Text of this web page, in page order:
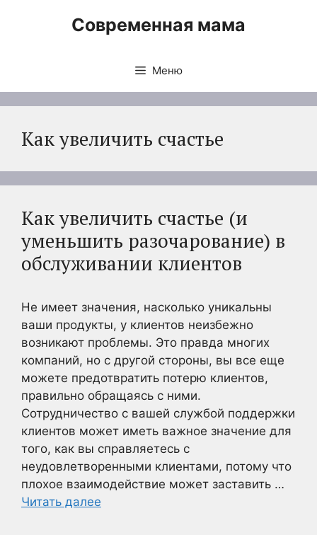
Современная мама
Меню
Как увеличить счастье
Как увеличить счастье (и
уменьшить разочарование) в
обслуживании клиентов
Не имеет значения, насколько уникальны
ваши продукты, у клиентов неизбежно
возникают проблемы. Это правда многих
компаний, но с другой стороны, вы все еще
можете предотвратить потерю клиентов,
правильно обращаясь с ними.
Сотрудничество с вашей службой поддержки
клиентов может иметь важное значение для
того, как вы справляетесь с
неудовлетворенными клиентами, потому что
плохое взаимодействие может заставить …
Читать далее